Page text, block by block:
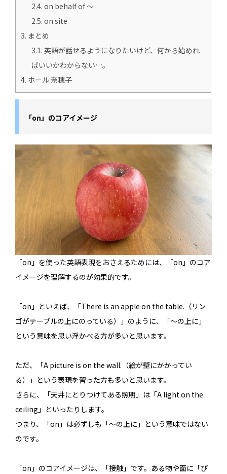
2.4. on behalf of 〜
2.5. on site
3. まとめ
3.1. 英語が話せるようになりたいけど、何から始めれ
ばいいかわからない…。
4. ホール 奈穂子
「on」のコアイメージ
「on」を使った英語表現をおさえるためには、「on」のコア
イメージを理解するのが効果的です。
「on」といえば、「There is an apple on the table.（リン
ゴがテーブルの上にのっている）」のように、「～の上に」
という意味を思い浮かべる方が多いと思います。
ただ、「A picture is on the wall.（絵が壁にかかってい
る）」という表現を習った方も多いと思います。
さらに、「天井にとりつけてある照明」は「A light on the
ceiling」といったりします。
つまり、「on」は必ずしも「～の上に」という意味ではない
のです。
「on」のコアイメージは、「接触」です。ある物や面に「ぴ